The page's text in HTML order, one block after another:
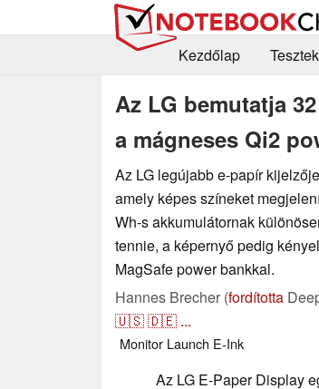
Kezdőlap
Az LG bemutatja
a mágneses Qi2
Az LG legújabb e-papír
amely képes színeket
Wh-s akkumulátornak
tennie, a képernyő pedig
MagSafe power bankkal.
Hannes Brecher (fordította
🇺🇸🇩🇪 ...
Monitor Launch E-Ink
Az LG E-Paper Display